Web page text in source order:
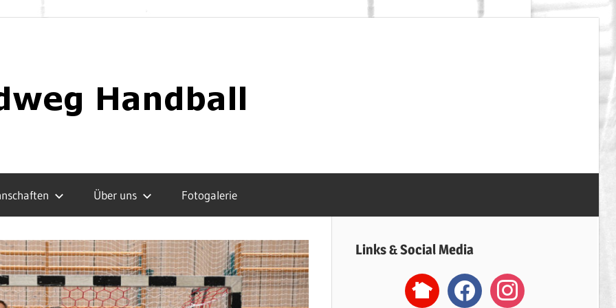
Handball
Über uns Fotogalerie
Links & Social Media
nextdoor2facebookinstagram